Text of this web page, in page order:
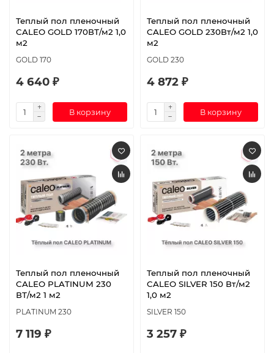
Теплый пол пленочный
CALEO GOLD 170ВТ/м2 1,0
м2
GOLD 170
4 640 ₽
В корзину
Теплый пол пленочный
CALEO GOLD 230Вт/м2 1,0
м2
GOLD 230
4 872 ₽
В корзину
Теплый пол пленочный
CALEO PLATINUM 230
ВТ/м2 1 м2
PLATINUM 230
7 119 ₽
Теплый пол пленочный
CALEO SILVER 150 Вт/м2
1,0 м2
SILVER 150
3 257 ₽